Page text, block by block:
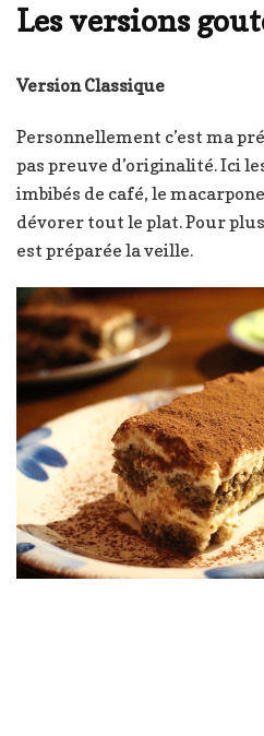
Les versions
Version Classique
Personnellement c’est ma
pas preuve d’originalité. Ici
imbibés de café, le
dévorer tout le plat. Pour
est préparée la veille.